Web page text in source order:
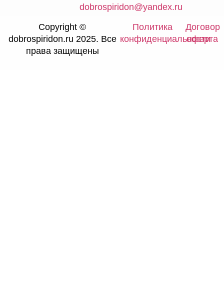
dobrospiridon@yandex.ru
Copyright ©
dobrospiridon.ru 2025. Все
права защищены
Политика
конфиденциальности
Договор
оферта